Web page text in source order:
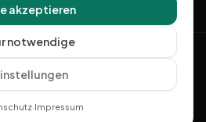
OMKI
32 50 96 ·
Kontakt
vonThink11
Alle Rechte vorbehalten.
akzeptieren
notwendige
·Impressum